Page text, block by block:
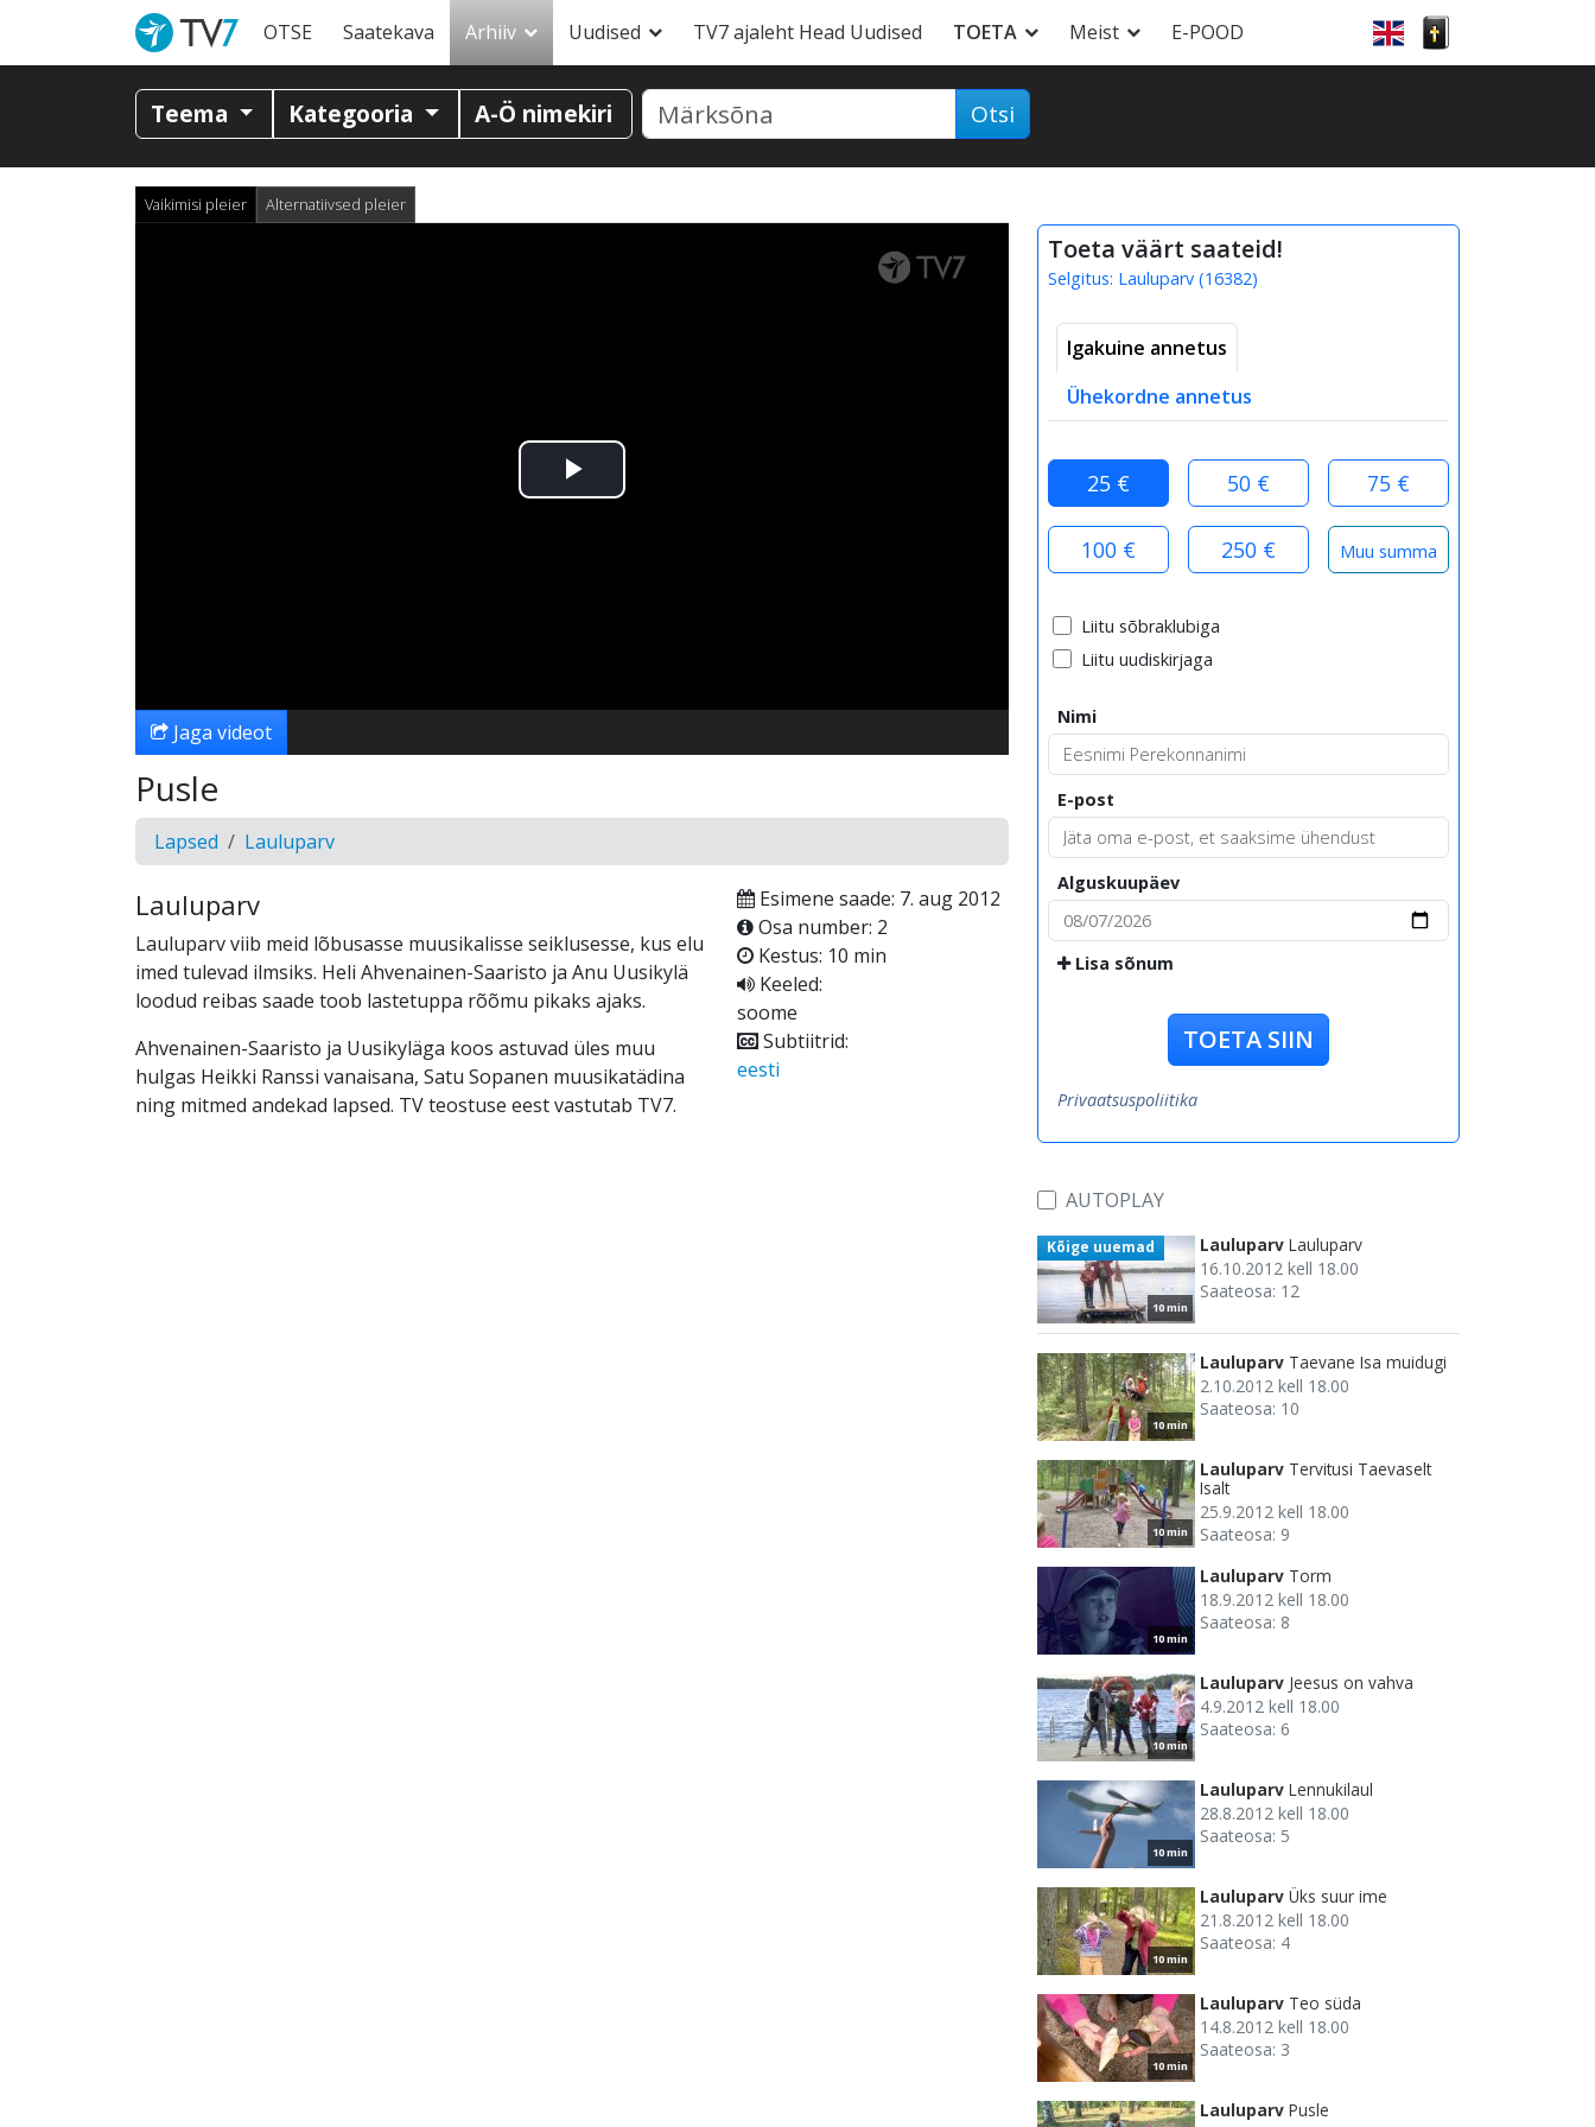
OTSE Saatekava Arhiiv Uudised TV7 ajaleht Head Uudised TOETA Meist E-POOD
Teema Kategooria A-Ö nimekiri Otsi
Vaikimisi pleier Alternatiivsed pleier
Esita
Jaga videot
Pusle
Lapsed Lauluparv
Lauluparv
Lauluparv viib meid lõbusasse muusikalisse seiklusesse, kus elu
imed tulevad ilmsiks. Heli Ahvenainen-Saaristo ja Anu Uusikylä
loodud reibas saade toob lastetuppa rõõmu pikaks ajaks.
Ahvenainen-Saaristo ja Uusikyläga koos astuvad üles muu
hulgas Heikki Ranssi vanaisana, Satu Sopanen muusikatädina
ning mitmed andekad lapsed. TV teostuse eest vastutab TV7.
Esimene saade: 7. aug 2012
Osa number: 2
Kestus: 10 min
Keeled:
soome
Subtiitrid:
eesti
Toeta väärt saateid!
Selgitus: Lauluparv (16382)
Igakuine annetus
Ühekordne annetus
25 € 50 € 75 €
100 € 250 €
Liitu sõbraklubiga
Liitu uudiskirjaga
Nimi
E-post
Alguskuupäev
Lisa sõnum
TOETA SIIN
Privaatsuspoliitika
AUTOPLAY
10 min
Kõige uuemad Lauluparv Lauluparv
16.10.2012 kell 18.00
Saateosa: 12
10 min
Lauluparv Taevane Isa muidugi
2.10.2012 kell 18.00
Saateosa: 10
10 min
Lauluparv Tervitusi Taevaselt
Isalt
25.9.2012 kell 18.00
Saateosa: 9
10 min
Lauluparv Torm
18.9.2012 kell 18.00
Saateosa: 8
10 min
Lauluparv Jeesus on vahva
4.9.2012 kell 18.00
Saateosa: 6
10 min
Lauluparv Lennukilaul
28.8.2012 kell 18.00
Saateosa: 5
10 min
Lauluparv Üks suur ime
21.8.2012 kell 18.00
Saateosa: 4
10 min
Lauluparv Teo süda
14.8.2012 kell 18.00
Saateosa: 3
Lauluparv Pusle